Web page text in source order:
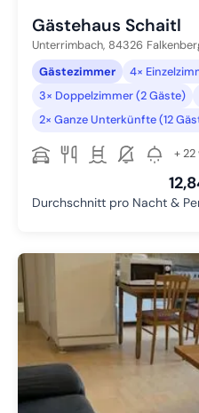
Gästehaus Schaitl
Unterrimbach, 84326
Gästezimmer
4×
3× Doppelzimmer (2 Gäste)
2× Ganze Unterkünfte (12
+
Durchschnitt pro Nacht &